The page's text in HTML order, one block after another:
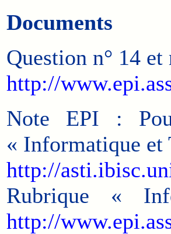
Documents
Question n° 14
http://
Note EPI :
« Informatique et
http://
Rubrique «
http://